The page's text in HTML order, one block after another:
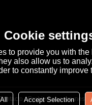
Problemas comunes
Cookie
to provide you with
also allow us to
to constantly improve
Accept Selection